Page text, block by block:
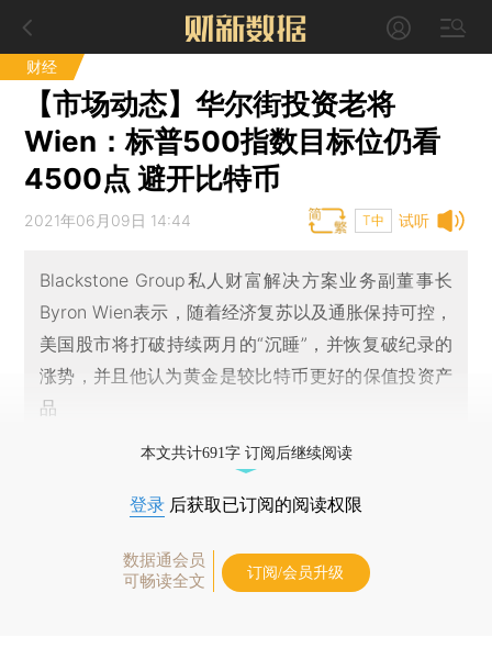
财经
【市场动态】华尔街投资老将
Wien：标普500指数目标位仍看
4500点 避开比特币
试听
2021年06月09日 14:44 T中
Blackstone Group私人财富解决方案业务副董事长
Byron Wien表示，随着经济复苏以及通胀保持可控，
美国股市将打破持续两月的“沉睡”，并恢复破纪录的
涨势，并且他认为黄金是较比特币更好的保值投资产
品
本文共计691字 订阅后继续阅读
登录 后获取已订阅的阅读权限
数据通会员
可畅读全文
订阅/会员升级